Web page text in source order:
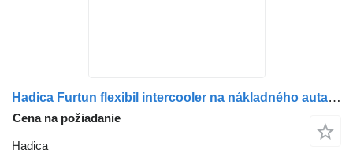
Hadica Furtun flexibil intercooler na nákladného auta MAN 81963010885 / 8196301-0885
Cena na požiadanie
Hadica